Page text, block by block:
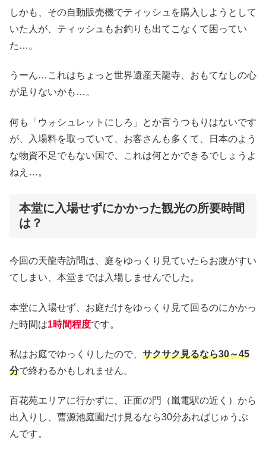
しかも、その自動販売機でティッシュを購入しようとして
いた人が、ティッシュもお釣りも出てこなくて困ってい
た…。
うーん…これはちょっと世界遺産天龍寺、おもてなしの心
が足りないかも…。
何も「ウォシュレットにしろ」とか言うつもりはないです
が、入場料を取っていて、お客さんも多くて、日本のよう
な物資不足でもない国で、これは何とかできるでしょうよ
ねえ…。
本堂に入場せずにかかった観光の所要時間
は？
今回の天龍寺訪問は、庭をゆっくり見ていたらお腹がすい
てしまい、本堂までは入場しませんでした。
本堂に入場せず、お庭だけをゆっくり見て回るのにかかっ
た時間は1時間程度です。
私はお庭でゆっくりしたので、 サクサク見るなら30～45
分で終わるかもしれません。
百花苑エリアに行かずに、正面の門（嵐電駅の近く）から
出入りし、曹源池庭園だけ見るなら30分あればじゅうぶ
んです。